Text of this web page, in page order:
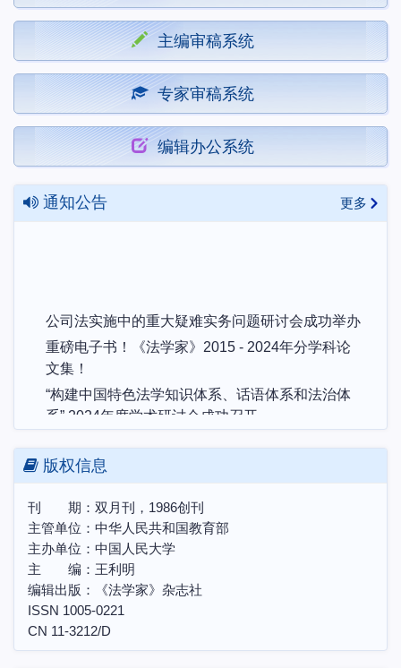
主编审稿系统
专家审稿系统
编辑办公系统
通知公告 更多
公司法实施中的重大疑难实务问题研讨会成功举办
重磅电子书！《法学家》2015 - 2024年分学科论
文集！
“构建中国特色法学知识体系、话语体系和法治体
系” 2024年度学术研讨会成功召开
“构建中国特色法学知识体系、话语体系和法治体
系”2024年度学术研讨会 征文启事
中国土地法制与乡村振兴战略会议联盟第十届学术
研讨会暨博士生学术论坛会议预通知
农村集体所有制的法律实现机制研讨会邀请函
第三届天同法典评注研讨会“法典评注写作中的各
项问题”理论研讨会邀请函
版权信息
刊 期：双月刊，1986创刊
主管单位：中华人民共和国教育部
主办单位：中国人民大学
主 编：王利明
编辑出版：《法学家》杂志社
ISSN 1005-0221
CN 11-3212/D